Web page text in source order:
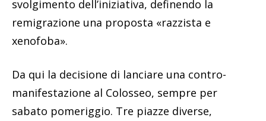
svolgimento dell’iniziativa, definendo la
remigrazione una proposta «razzista e
xenofoba».
Da qui la decisione di lanciare una contro-
manifestazione al Colosseo, sempre per
sabato pomeriggio. Tre piazze diverse,